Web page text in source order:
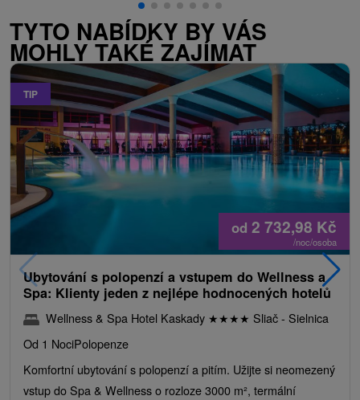
TYTO NABÍDKY BY VÁS
MOHLY TAKÉ ZAJÍMAT
TIP
od 2 732,98 Kč
/noc/osoba
Ubytování s polopenzí a vstupem do Wellness a
Spa: Klienty jeden z nejlépe hodnocených hotelů
Wellness & Spa Hotel Kaskady ★★★★ Sliač - Sielnica
Od 1 NociPolopenze
Komfortní ubytování s polopenzí a pitím. Užijte si neomezený
vstup do Spa & Wellness o rozloze 3000 m², termální